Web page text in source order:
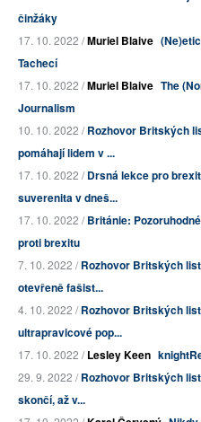
činžáky
17. 10. 2022 /Muriel Blaive
Tachecí
17. 10. 2022 /Muriel Blaive The
Journalism
10. 10. 2022 /Rozhovor Britských
pomáhají lidem v ...
17. 10. 2022 /Drsná lekce pro
suverenita v dneš...
17. 10. 2022 /Británie:
proti brexitu
7. 10. 2022 /Rozhovor Britských
otevřeně fašist...
4. 10. 2022 /Rozhovor Britských
ultrapravicové pop...
17. 10. 2022 /Lesley Keen
29. 9. 2022 /Rozhovor Britských
skončí, až v...